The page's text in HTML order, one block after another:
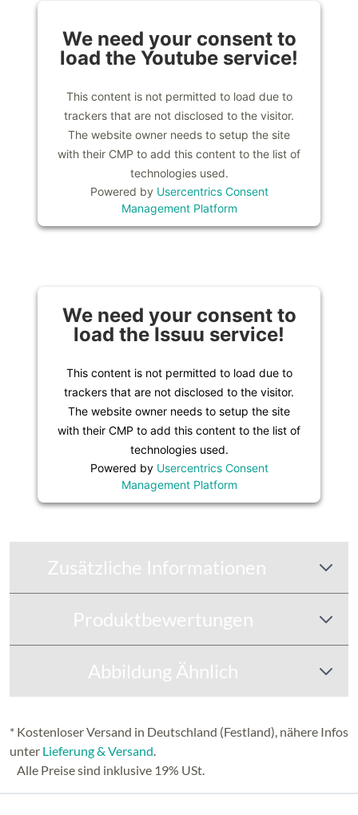
We need your consent to
load the Youtube service!
This content is not permitted to load due to
trackers that are not disclosed to the visitor.
The website owner needs to setup the site
with their CMP to add this content to the list of
technologies used.
Powered by Usercentrics Consent
Management Platform
We need your consent to
load the Issuu service!
This content is not permitted to load due to
trackers that are not disclosed to the visitor.
The website owner needs to setup the site
with their CMP to add this content to the list of
technologies used.
Powered by Usercentrics Consent
Management Platform
Zusätzliche Informationen
Produktbewertungen
Abbildung Ähnlich
* Kostenloser Versand in Deutschland (Festland), nähere Infos
unter Lieferung & Versand.
Alle Preise sind inklusive 19% USt.